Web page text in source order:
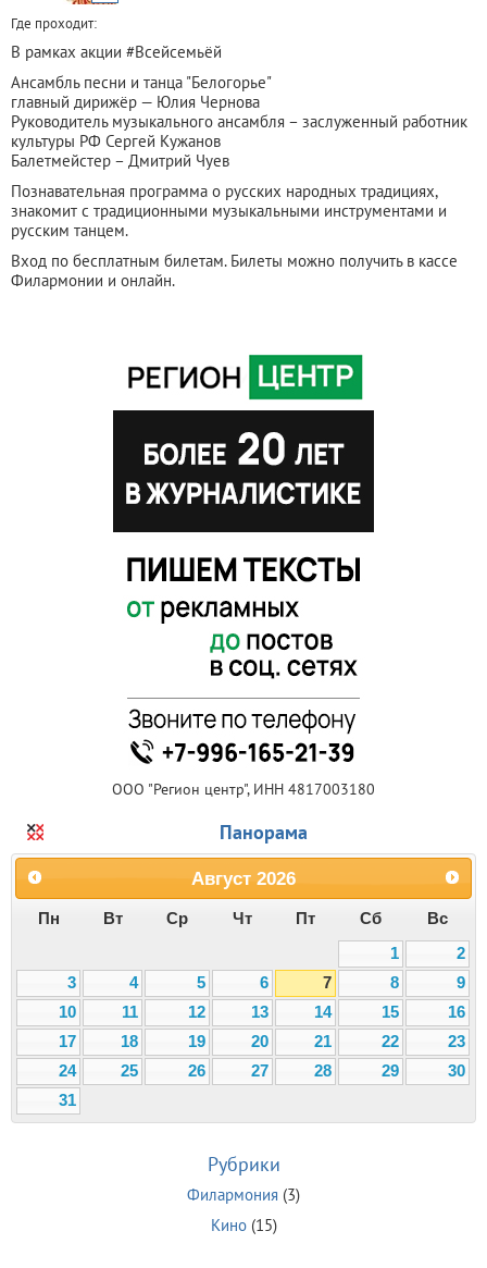
Где проходит:
В рамках акции #Всейсемьёй
Ансамбль песни и танца "Белогорье"
главный дирижёр — Юлия Чернова
Руководитель музыкального ансамбля – заслуженный работник
культуры РФ Сергей Кужанов
Балетмейстер – Дмитрий Чуев
Познавательная программа о русских народных традициях,
знакомит с традиционными музыкальными инструментами и
русским танцем.
Вход по бесплатным билетам. Билеты можно получить в кассе
Филармонии и онлайн.
ООО "Регион центр", ИНН 4817003180
Панорама
Август 2026
Пн Вт Ср Чт Пт Сб
Вс
1
2
3
4 5 6 7 8
9
10
11 12 13 14 15
16
17
18 19 20 21 22
23
24
25 26 27 28 29
30
31
Рубрики
Филармония (3)
Кино(15)